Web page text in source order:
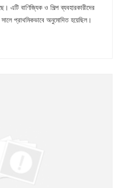
এটি বাণিজ্যিক ও শিল্প ব্যবহারকারীদের
প্রাথমিকভাবে অনুমোদিত হয়েছিল।